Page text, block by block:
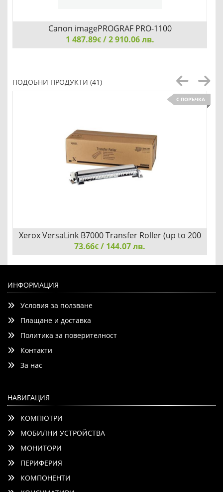
Детайли Сравни
Canon imagePROGRAF PRO-1100
1 487.89€/ 2 910.06 лв.
ПОДОБНИ ПРОДУКТИ (41)
С ПОРЪЧКА
pages)
Xerox VersaLink B7000 Transfer Roller (up to 200
000 pages)
73.66€ / 144.07 лв.
ИНФОРМАЦИЯ
Условия за ползване
Плащане и доставка
Политика за поверителност
Контакти
За нас
НАВИГАЦИЯ
КОМПЮТРИ
МОБИЛНИ УСТРОЙСТВА
МОНИТОРИ
ПЕРИФЕРИЯ
КОМПОНЕНТИ